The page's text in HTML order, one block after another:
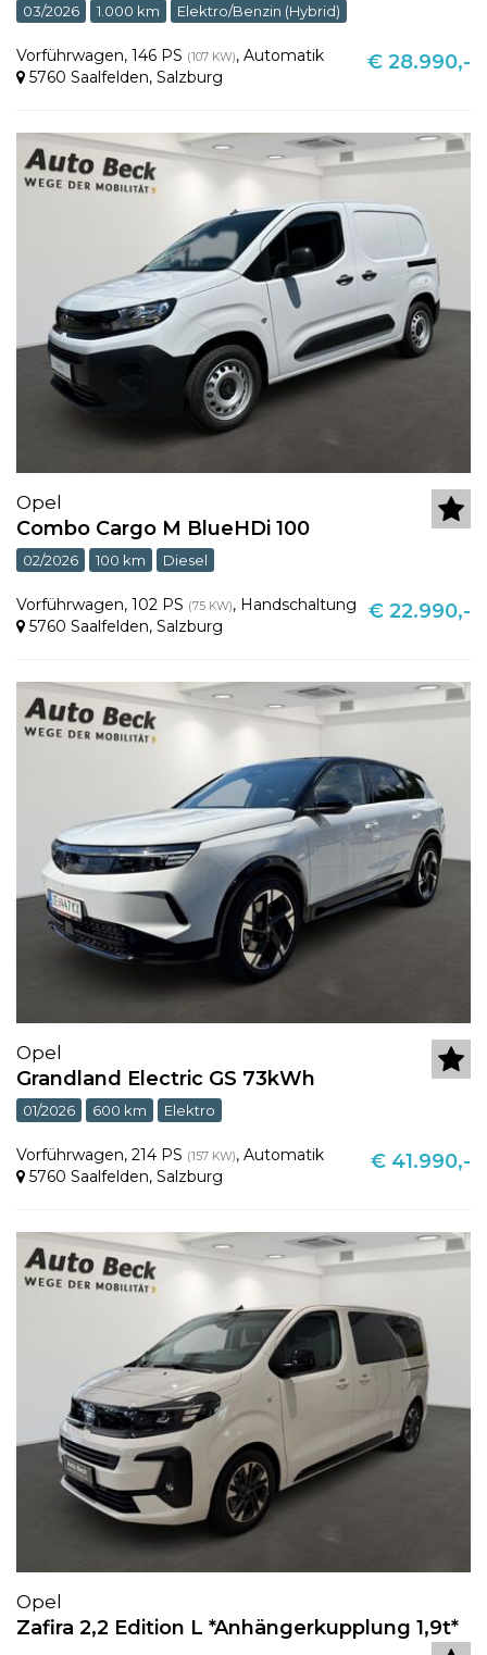
03/2026 1.000 km Elektro/Benzin (Hybrid)
Vorführwagen, 146 PS (107 KW), Automatik
5760 Saalfelden, Salzburg
€ 28.990,-
Opel
Combo Cargo M BlueHDi 100
02/2026 100 km Diesel
Vorführwagen, 102 PS (75 KW), Handschaltung
5760 Saalfelden, Salzburg
€ 22.990,-
Opel
Grandland Electric GS 73kWh
01/2026 600 km Elektro
Vorführwagen, 214 PS (157 KW), Automatik
5760 Saalfelden, Salzburg
€ 41.990,-
Opel
Zafira 2,2 Edition L *Anhängerkupplung 1,9t*